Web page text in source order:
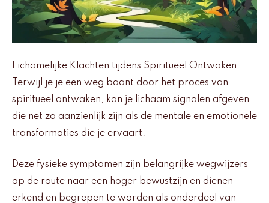
Lichamelijke Klachten tijdens Spiritueel Ontwaken
Terwijl je je een weg baant door het proces van
spiritueel ontwaken, kan je lichaam signalen afgeven
die net zo aanzienlijk zijn als de mentale en emotionele
transformaties die je ervaart.
Deze fysieke symptomen zijn belangrijke wegwijzers
op de route naar een hoger bewustzijn en dienen
erkend en begrepen te worden als onderdeel van